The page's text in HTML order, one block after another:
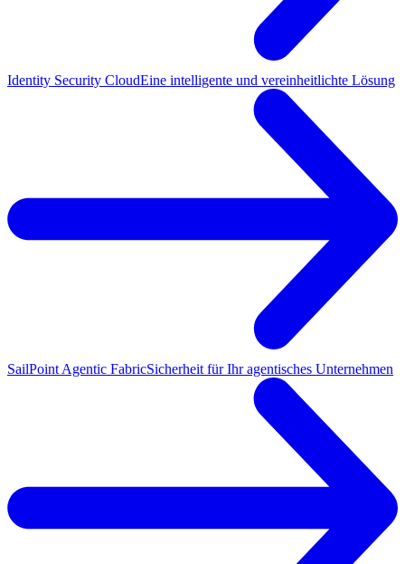
Identity Security CloudEine intelligente und vereinheitlichte Lösung
SailPoint Agentic FabricSicherheit für Ihr agentisches Unternehmen